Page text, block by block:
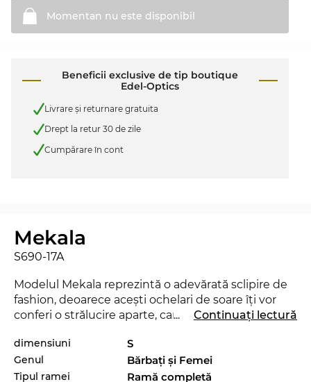
Momentan nu este disponibil
Beneficii exclusive de tip boutique
Edel-Optics
Livrare şi returnare gratuita
Drept la retur 30 de zile
Cumpărare în cont
Mekala
S690-17A
Modelul Mekala reprezintă o adevărată sclipire de
fashion, deoarece aceşti ochelari de soare îţi vor
conferi o strălucire aparte, care va transforma
necesară. Cu acest nou model de la
demonstra că eşti un „trend-setter“ veritabil. Chiar
şi în sezonul actual, acest brand reuşeşte să se
... Continuați lectură
dimensiuni S
Genul Bărbaţi şi Femei
Tipul ramei Ramă completă